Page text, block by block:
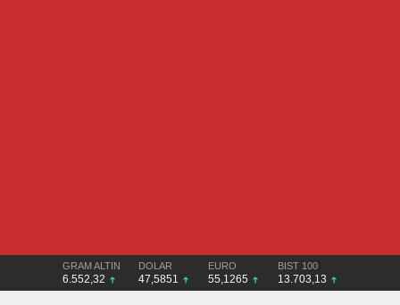
GRAM ALTIN
6.552,32
DOLAR
47,5851
EURO
55,1265
BIST 100
13.703,13